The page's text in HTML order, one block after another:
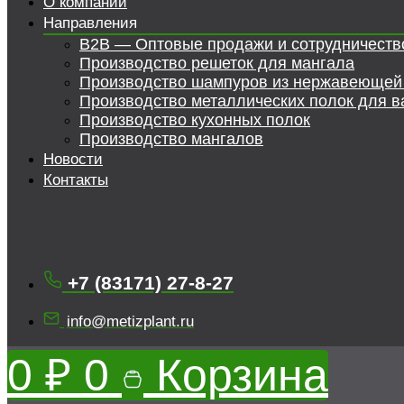
Направления
B2B — Оптовые продажи и
Производство решеток для мангала
Производство шампуров из нержавеющей
Производство металлических полок для
Производство кухонных полок
Производство мангалов
Новости
Контакты
+7 (83171) 27-8-27
info@metizplant.ru
0 ₽ 0 Корзина